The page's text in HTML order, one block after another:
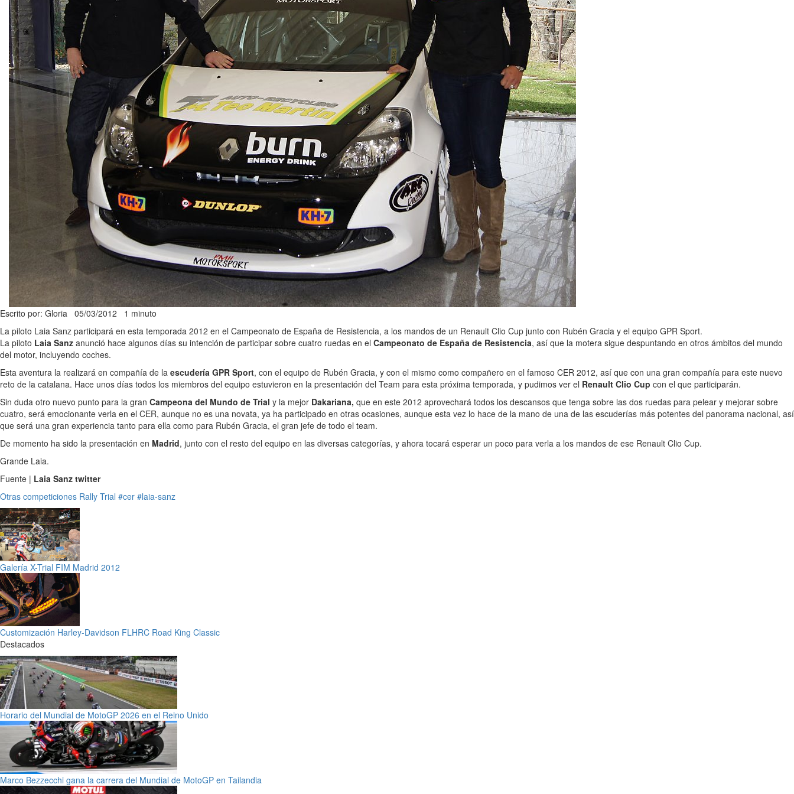
Escrito por: Gloria 05/03/2012 1 minuto
La piloto Laia Sanz participará en esta temporada 2012 en el Campeonato de España de Resistencia, a los mandos de un Renault Clio Cup junto con Rubén Gracia y el equipo GPR Sport.
La piloto Laia Sanz anunció hace algunos días su intención de participar sobre cuatro ruedas en el Campeonato de España de Resistencia, así que la motera sigue despuntando en otros ámbitos del mundo
del motor, incluyendo coches.
Esta aventura la realizará en compañía de la escudería GPR Sport, con el equipo de Rubén Gracia, y con el mismo como compañero en el famoso CER 2012, así que con una gran compañía para este nuevo
reto de la catalana. Hace unos días todos los miembros del equipo estuvieron en la presentación del Team para esta próxima temporada, y pudimos ver el Renault Clio Cup con el que participarán.
Sin duda otro nuevo punto para la gran Campeona del Mundo de Trial y la mejor Dakariana, que en este 2012 aprovechará todos los descansos que tenga sobre las dos ruedas para pelear y mejorar sobre
cuatro, será emocionante verla en el CER, aunque no es una novata, ya ha participado en otras ocasiones, aunque esta vez lo hace de la mano de una de las escuderías más potentes del panorama nacional, así
que será una gran experiencia tanto para ella como para Rubén Gracia, el gran jefe de todo el team.
De momento ha sido la presentación en Madrid, junto con el resto del equipo en las diversas categorías, y ahora tocará esperar un poco para verla a los mandos de ese Renault Clio Cup.
Grande Laia.
Fuente | Laia Sanz twitter
Otras competiciones Rally Trial #cer #laia-sanz
Galería X-Trial FIM Madrid 2012
Customización Harley-Davidson FLHRC Road King Classic
Destacados
Horario del Mundial de MotoGP 2026 en el Reino Unido
Marco Bezzecchi gana la carrera del Mundial de MotoGP en Tailandia